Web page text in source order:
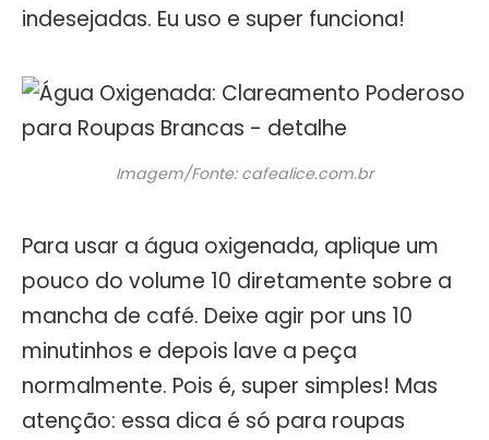
indesejadas. Eu uso e super funciona!
Imagem/Fonte: cafealice.com.br
Para usar a água oxigenada, aplique um
pouco do volume 10 diretamente sobre a
mancha de café. Deixe agir por uns 10
minutinhos e depois lave a peça
normalmente. Pois é, super simples! Mas
atenção: essa dica é só para roupas